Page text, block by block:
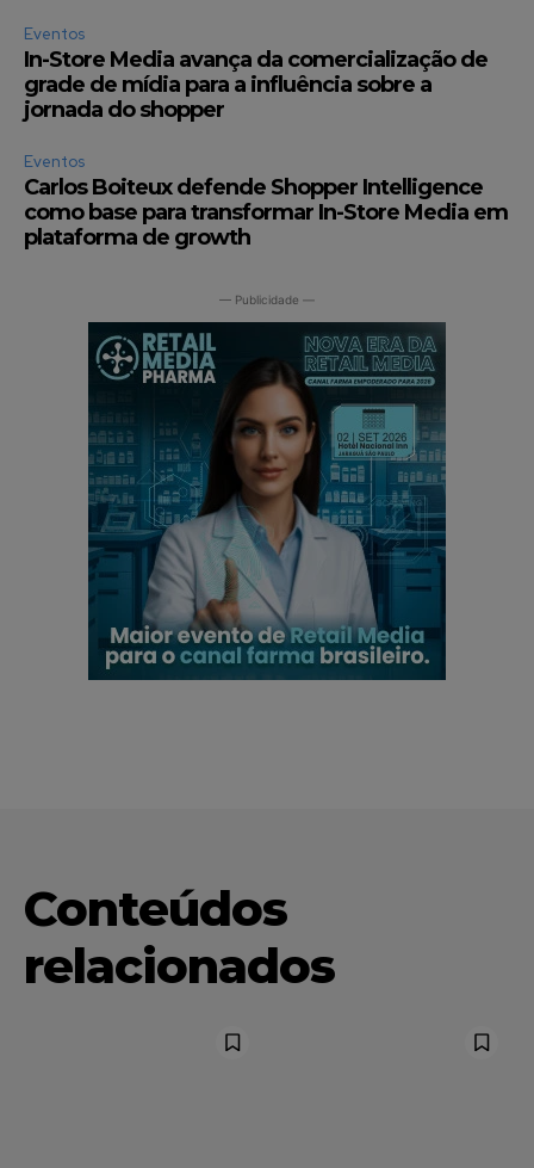
Eventos
In-Store Media avança da comercialização de
grade de mídia para a influência sobre a
jornada do shopper
Eventos
Carlos Boiteux defende Shopper Intelligence
como base para transformar In-Store Media em
plataforma de growth
— Publicidade —
Conteúdos
relacionados